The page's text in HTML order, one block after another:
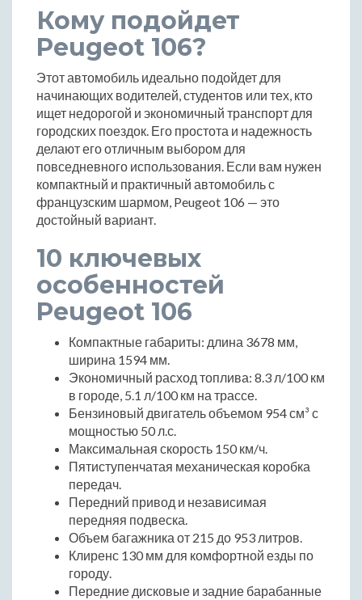
Кому подойдет
Peugeot 106?
Этот автомобиль идеально подойдет для
начинающих водителей, студентов или тех, кто
ищет недорогой и экономичный транспорт для
городских поездок. Его простота и надежность
делают его отличным выбором для
повседневного использования. Если вам нужен
компактный и практичный автомобиль с
французским шармом, Peugeot 106 — это
достойный вариант.
10 ключевых
особенностей
Peugeot 106
Компактные габариты: длина 3678 мм,
ширина 1594 мм.
Экономичный расход топлива: 8.3 л/100 км
в городе, 5.1 л/100 км на трассе.
Бензиновый двигатель объемом 954 см³ с
мощностью 50 л.с.
Максимальная скорость 150 км/ч.
Пятиступенчатая механическая коробка
передач.
Передний привод и независимая
передняя подвеска.
Объем багажника от 215 до 953 литров.
Клиренс 130 мм для комфортной езды по
городу.
Передние дисковые и задние барабанные